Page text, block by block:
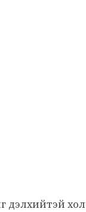
дэлхийтэй